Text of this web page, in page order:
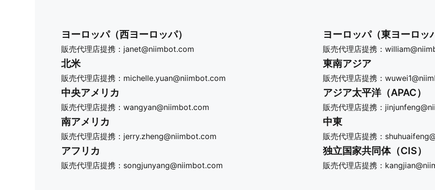
ヨーロッパ（西ヨーロッパ）​
販売代理店提携： janet@niimbot.com
ヨーロッパ（東ヨーロッ
販売代理店提携：
北米​
販売代理店提携： michelle.yuan@niimbot.com
東南アジア​
販売代理店提携：
中央アメリカ
販売代理店提携： wangyan@niimbot.com
アジア太平洋（APAC）​
販売代理店提携：
南アメリカ
販売代理店提携： jerry.zheng@niimbot.com
中東​
販売代理店提携：
アフリカ​
販売代理店提携： songjunyang@niimbot.com
独立国家共同体（CIS）​
販売代理店提携：